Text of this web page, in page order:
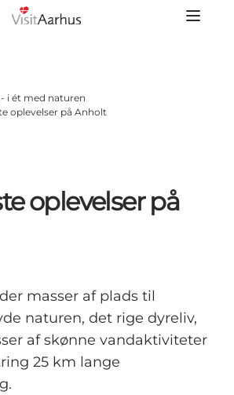
i ét med naturen
oplevelser på Anholt
oplevelser på
masser af plads til
naturen, det rige dyreliv,
af skønne vandaktiviteter
25 km lange